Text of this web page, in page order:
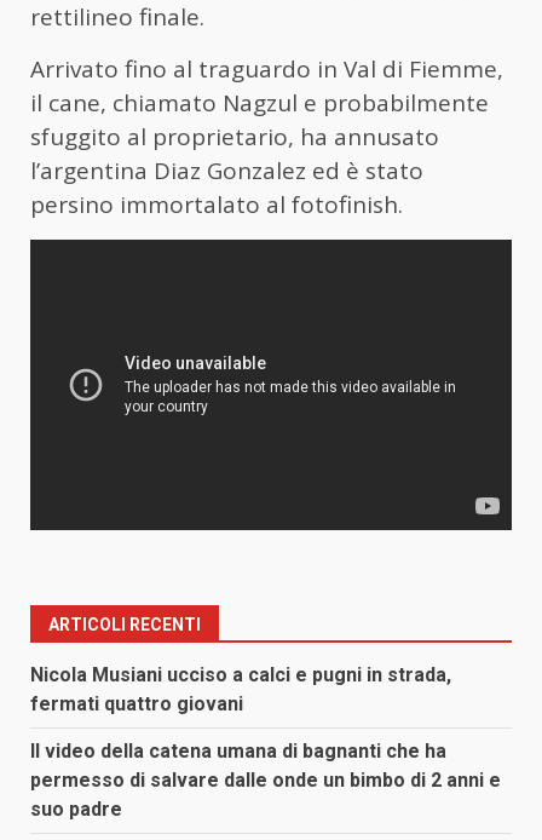
rettilineo finale.
Arrivato fino al traguardo in Val di Fiemme,
il cane, chiamato Nagzul e probabilmente
sfuggito al proprietario, ha annusato
l’argentina Diaz Gonzalez ed è stato
persino immortalato al fotofinish.
ARTICOLI RECENTI
Nicola Musiani ucciso a calci e pugni in strada,
fermati quattro giovani
Il video della catena umana di bagnanti che ha
permesso di salvare dalle onde un bimbo di 2 anni e
suo padre